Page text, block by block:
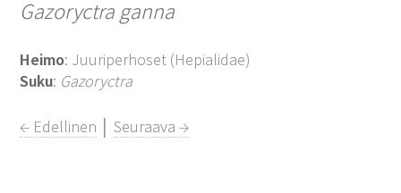
Gazoryctra ganna
Heimo: Juuriperhoset (Hepialidae)
Suku: Gazoryctra
← Edellinen │Seuraava →